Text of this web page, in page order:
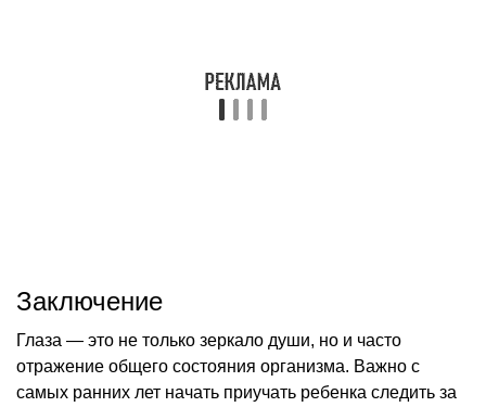
Заключение
Глаза — это не только зеркало души, но и часто
отражение общего состояния организма. Важно с
самых ранних лет начать приучать ребенка следить за